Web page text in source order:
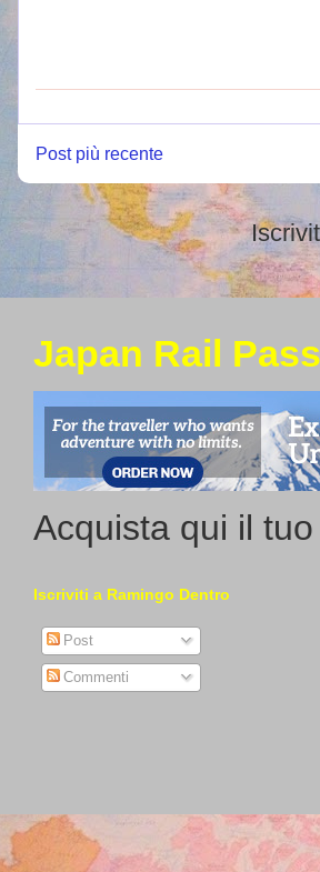
Post più recente
Japan Rail Pass
Acquista qui il
Iscriviti a Ramingo Dentro
Post
Commenti